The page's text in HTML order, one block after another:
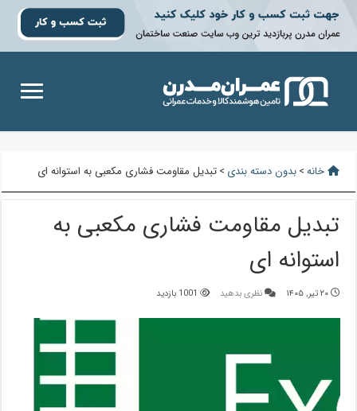
خانه> بدون دسته بندی > تبدیل مقاومت فشاری مکعبی به استوانه ای
تبدیل مقاومت فشاری مکعبی به
استوانه ای
۲۰ تیر, ۱۴۰۵ نظری بدهید 1001 بازدید